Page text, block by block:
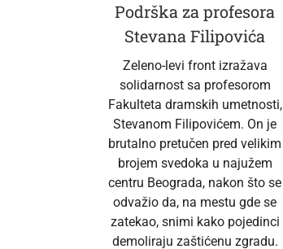
Podrška za profesora
Stevana Filipovića
Zeleno-levi front izražava
solidarnost sa profesorom
Fakulteta dramskih umetnosti,
Stevanom Filipovićem. On je
brutalno pretučen pred velikim
brojem svedoka u najužem
centru Beograda, nakon što se
odvažio da, na mestu gde se
zatekao, snimi kako pojedinci
demoliraju zaštićenu zgradu.